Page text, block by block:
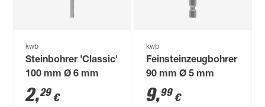
kwb
Steinbohrer 'Classic'
100 mm Ø 6 mm
2,29 €
kwb
Feinsteinzeugbohrer
90 mm Ø 5 mm
9,99 €